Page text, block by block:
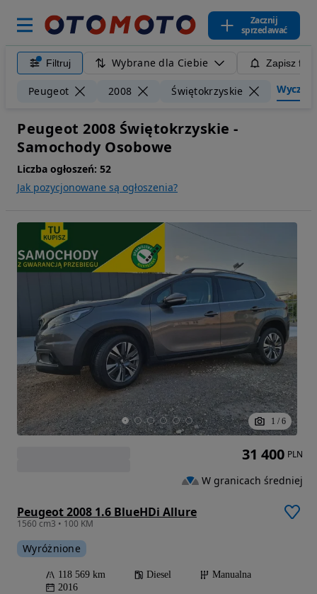
Zacznij
sprzedawać
Filtruj Wybrane dla Ciebie Zapisz
Peugeot 2008 Świętokrzyskie
Peugeot 2008 Świętokrzyskie -
Samochody Osobowe
Liczba ogłoszeń: 52
Jak pozycjonowane są ogłoszenia?
1 / 6
Peugeot 2008 1.6 BlueHDi Allure
1560 cm3 • 100 KM
Wyróżnione
118 569 km Diesel
Manualna
2016
31 400 PLN
W granicach średniej